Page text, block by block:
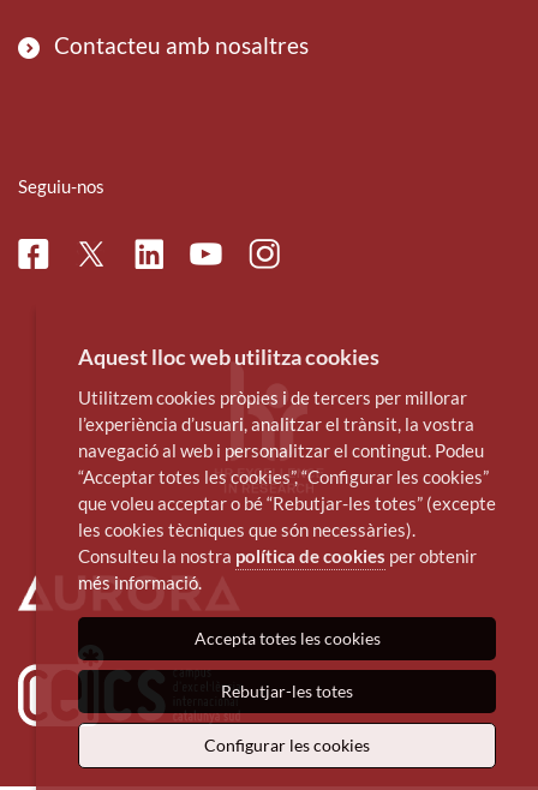
Contacteu amb nosaltres
Seguiu-nos
FacebookTwitterLinkedinYoutubeInstagram
Aquest lloc web utilitza cookies
Utilitzem cookies pròpies i de tercers per millorar
l’experiència d’usuari, analitzar el trànsit, la vostra
navegació al web i personalitzar el contingut. Podeu
“Acceptar totes les cookies”, “Configurar les cookies”
que voleu acceptar o bé “Rebutjar-les totes” (excepte
les cookies tècniques que són necessàries).
Consulteu la nostra política de cookies per obtenir
més informació.
Accepta totes les cookies
Rebutjar-les totes
Configurar les cookies